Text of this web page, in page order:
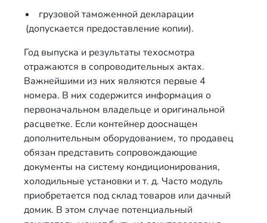
грузовой таможенной декларации
(допускается предоставление копии).
Год выпуска и результаты техосмотра
отражаются в сопроводительных актах.
Важнейшими из них являются первые 4
номера. В них содержится информация о
первоначальном владельце и оригинальной
расцветке. Если контейнер дооснащен
дополнительным оборудованием, то продавец
обязан представить сопровождающие
документы на систему кондиционирования,
холодильные установки и т. д. Часто модуль
приобретается под склад товаров или дачный
домик. В этом случае потенциальный